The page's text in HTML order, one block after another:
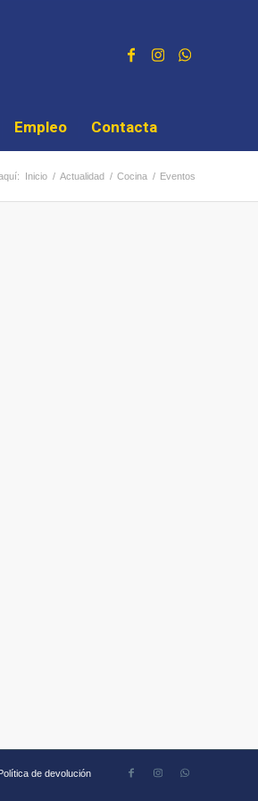
Empleo Contacta
Inicio / Actualidad / Cocina / Eventos
de devolución